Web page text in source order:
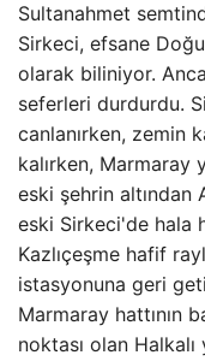
Sultanahmet
Sirkeci, efsane
olarak biliniyor.
seferleri durdurdu.
canlanırken, zemin
kalırken, Marmaray
eski şehrin altından
eski Sirkeci'de hala
Kazlıçeşme hafif
istasyonuna geri
Marmaray hattının
noktası olan